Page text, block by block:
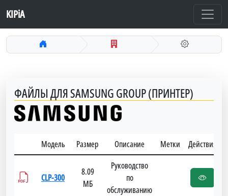
KIPiA
ФАЙЛЫ ДЛЯ SAMSUNG GROUP (ПРИНТЕР)
Модель Размер Описание Метки Действия
CLP-300
8.09
МБ
Руководство
по
обслуживанию